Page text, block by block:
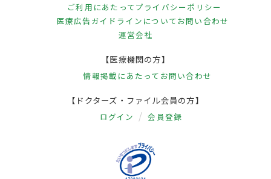
ご利用にあたってプライバシーポリシー
医療広告ガイドラインについてお問い合わせ
運営会社
【医療機関の方】
情報掲載にあたって お問い合わせ
【ドクターズ・ファイル会員の方】
ログイン 会員登録